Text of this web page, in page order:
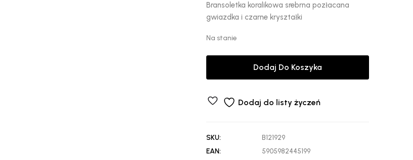
Bransoletka koralikowa srebrna pozłacana
gwiazdka i czarne kryształki
Na stanie
Dodaj Do Koszyka
Dodaj do listy życzeń
SKU:
B121929
EAN:
5905982445199